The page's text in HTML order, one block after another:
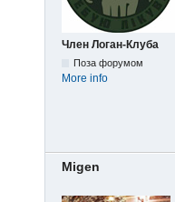
Член Логан-Клуба
Поза форумом
More info
Migen